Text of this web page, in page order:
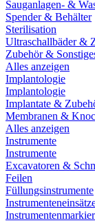
Sauganlagen- &
Spender & Behälter
Sterilisation
Ultraschallbäder &
Zubehör &
Alles anzeigen
Implantologie
Implantologie
Implantate &
Membranen &
Alles anzeigen
Instrumente
Instrumente
Excavatoren &
Feilen
Füllungsinstrumente